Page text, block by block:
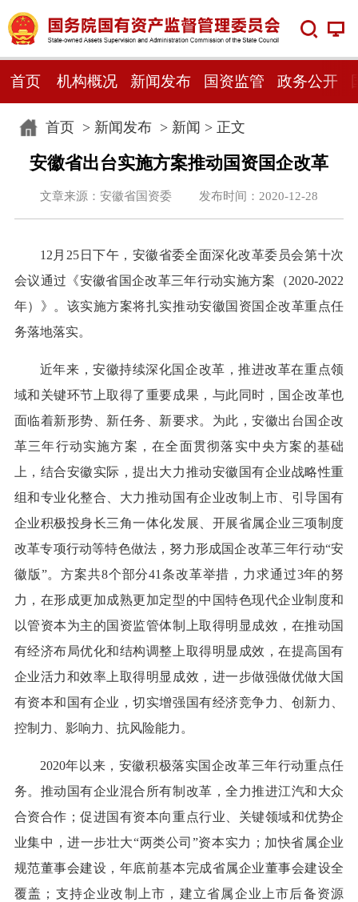
首页 机构概况 新闻发布 国资监管 政务公开
首页> 新闻发布> 新闻 > 正文
安徽省出台实施方案推动国资国企改革
文章来源：安徽省国资委 发布时间：2020-12-28
12月25日下午，安徽省委全面深化改革委员会第十次
会议通过《安徽省国企改革三年行动实施方案（2020-2022
年）》。该实施方案将扎实推动安徽国资国企改革重点任
务落地落实。
近年来，安徽持续深化国企改革，推进改革在重点领
域和关键环节上取得了重要成果，与此同时，国企改革也
面临着新形势、新任务、新要求。为此，安徽出台国企改
革三年行动实施方案，在全面贯彻落实中央方案的基础
上，结合安徽实际，提出大力推动安徽国有企业战略性重
组和专业化整合、大力推动国有企业改制上市、引导国有
企业积极投身长三角一体化发展、开展省属企业三项制度
改革专项行动等特色做法，努力形成国企改革三年行动“安
徽版”。方案共8个部分41条改革举措，力求通过3年的努
力，在形成更加成熟更加定型的中国特色现代企业制度和
以管资本为主的国资监管体制上取得明显成效，在推动国
有经济布局优化和结构调整上取得明显成效，在提高国有
企业活力和效率上取得明显成效，进一步做强做优做大国
有资本和国有企业，切实增强国有经济竞争力、创新力、
控制力、影响力、抗风险能力。
2020年以来，安徽积极落实国企改革三年行动重点任
务。推动国有企业混合所有制改革，全力推进江汽和大众
合资合作；促进国有资本向重点行业、关键领域和优势企
业集中，进一步壮大“两类公司”资本实力；加快省属企业
规范董事会建设，年底前基本完成省属企业董事会建设全
覆盖；支持企业改制上市，建立省属企业上市后备资源